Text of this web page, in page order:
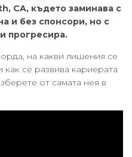
CA, където заминава с
и без спонсори, но с
прогресира.
на какви лишения се
се развива кариерата
от самата нея в